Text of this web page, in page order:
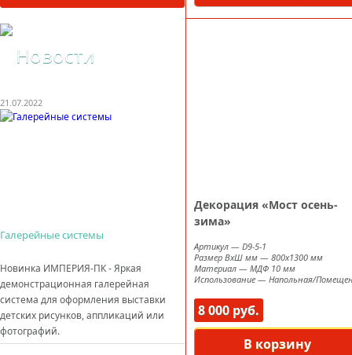
Новости
21.07.2022
Галерейные системы
Новинка ИМПЕРИЯ-ПК - Яркая
демонстрационная галерейная
система для оформления выставки
детских рисунков, аппликаций или
фотографий.
Декорация «Мост осень-
зима»
Артикул — D9-5-1
Размер ВxШ мм — 800х1300 мм
Материал — МДФ 10 мм
Использование — Напольная/
8 000 руб.
В корзину